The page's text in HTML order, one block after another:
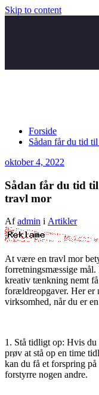
Skip to content
Forside
Sådan får du tid
oktober 4, 2022
Sådan får du tid
travl mor
Afadmin i Artikler
At være en travl mor
forretningsmæssige
kreativ tænkning nemt
forældreopgaver. Her er
virksomhed, når du er
1. Stå tidligt op: Hvis du
prøv at stå op en time
kan du få et forspring
forstyrre nogen andre.